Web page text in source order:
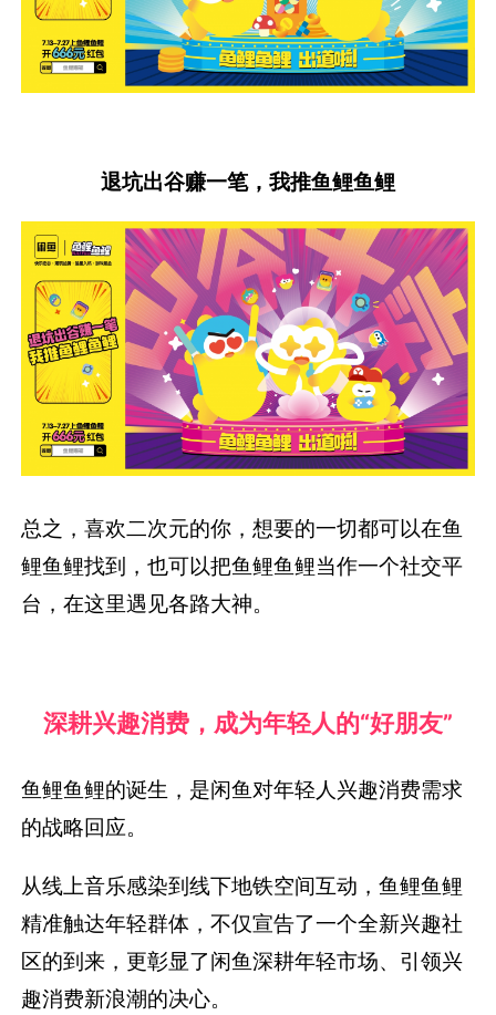
退坑出谷赚一笔，我推鱼鲤鱼鲤
总之，喜欢二次元的你，想要的一切都可以在鱼
鲤鱼鲤找到，也可以把鱼鲤鱼鲤当作一个社交平
台，在这里遇见各路大神。
深耕兴趣消费，成为年轻人的“好朋友”
鱼鲤鱼鲤的诞生，是闲鱼对年轻人兴趣消费需求
的战略回应。
从线上音乐感染到线下地铁空间互动，鱼鲤鱼鲤
精准触达年轻群体，不仅宣告了一个全新兴趣社
区的到来，更彰显了闲鱼深耕年轻市场、引领兴
趣消费新浪潮的决心。